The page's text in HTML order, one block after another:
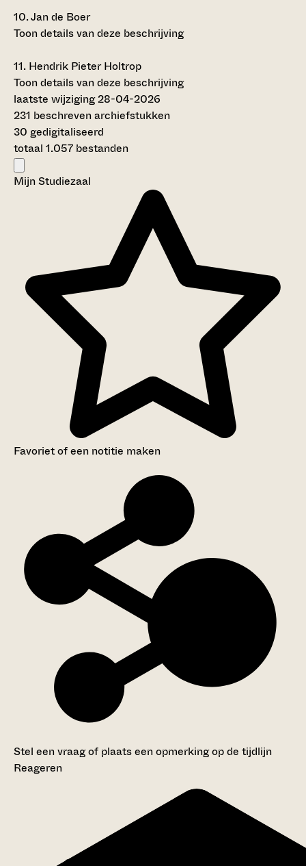
10.Jan de Boer
Toon details van deze beschrijving
11. Hendrik Pieter Holtrop
Toon details van deze beschrijving
laatste wijziging 28-04-2026
231 beschreven archiefstukken
30 gedigitaliseerd
totaal 1.057 bestanden
Mijn Studiezaal
Favoriet of een notitie maken
Stel een vraag of plaats een opmerking op de tijdlijn
Reageren